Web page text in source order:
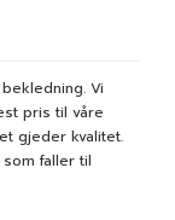
Vi
pris til våre
gjeder kvalitet.
faller til